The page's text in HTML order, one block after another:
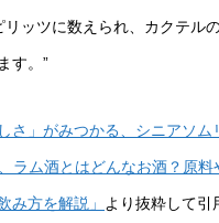
リッツに数えられ、カクテル
す。”
さ」がみつかる、シニアソム
ラム酒とはどんなお酒？原
み方を解説」 より抜粋して引